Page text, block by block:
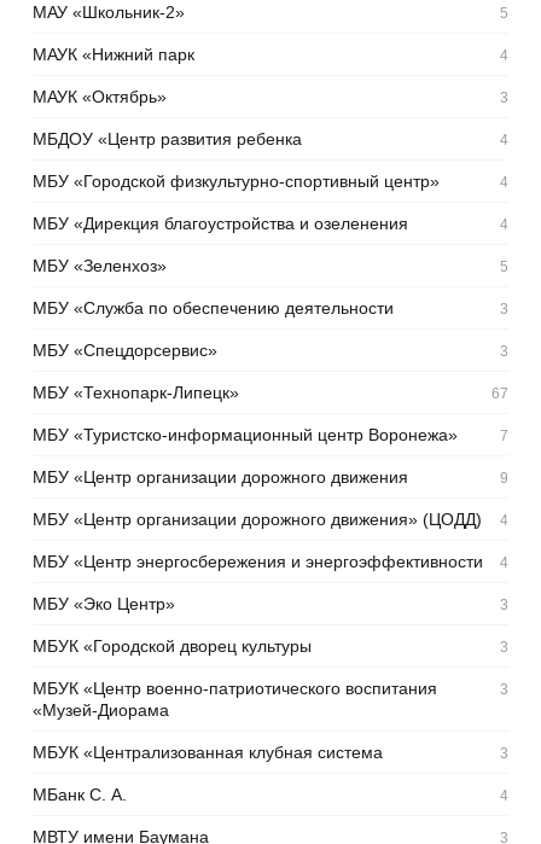
МАУ «Школьник-2» 5
МАУК «Нижний парк 4
МАУК «Октябрь» 3
МБДОУ «Центр развития ребенка 4
МБУ «Городской физкультурно-спортивный центр» 4
МБУ «Дирекция благоустройства и озеленения 4
МБУ «Зеленхоз» 5
МБУ «Служба по обеспечению деятельности 3
МБУ «Спецдорсервис» 3
МБУ «Технопарк-Липецк» 67
МБУ «Туристско-информационный центр Воронежа» 7
МБУ «Центр организации дорожного движения 9
МБУ «Центр организации дорожного движения» (ЦОДД) 4
МБУ «Центр энергосбережения и энергоэффективности 4
МБУ «Эко Центр» 3
МБУК «Городской дворец культуры 3
МБУК «Центр военно-патриотического воспитания
«Музей-Диорама
3
МБУК «Централизованная клубная система 3
МБанк С. А. 4
МВТУ имени Баумана 3